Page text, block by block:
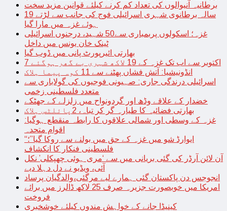
برطانیہ آنیوالوں کی تعداد کم کرنے کیلئے قوانین مزید سخت
19 سالہ برطانوی شہری اسرائیلی فوج کی جانب سے لڑتے
ہوئے غزہ میں مارا گیا
غزہ؛ اسکولوں پربمباری سے50 شہید، درجنوں اسرائیلی
ٹینک خان یونس میں داخل
بھارتی ائیرپورٹ پانی میں ڈوب گیا
7 اکتوبر سے اب تک غزہ کے 19 لاکھ شہری بے گھر ہوگئے
انڈونیشیا: آتش فشاں پھٹنے سے 11 کوہ پیما ہلاک
اسرائیلی درندگی جاری: صہیونی فوجیوں کی گولاباری سے
متعدد فلسطینی زخمی
خضدار کے علاقے وڈھ اور گردونواح میں زلزلے کے جھٹکے
بھارتی فضائیہ کا طیارہ گر کر تباہ، 2پائلٹس ہلاک
غزہ کے وسطی اور شمالی علاقوں کا رابطہ منقطع ہوگیا:
اقوام متحدہ
“ایوارڈ شو میں غزہ کے حق میں بولنے سے روکا گیا”؛
فلسطینی فنکار کا انکشاف
آن لائن آرڈر کی گئی بریانی میں سے ‘مری ہوئی چھپکلی’ نکل
آئی، ویڈیو نے دل دہلا دیے
انجوجس دن پاکستان گئی ہمارے لیے مرگئی،والدگیان پرساد
امریکا میں خوبصورت جزیرہ صرف 25 لاکھ ڈالرز میں برائے
فروخت
کینیڈا جانے کے خواہش مندوں کیلئے خوشخبری